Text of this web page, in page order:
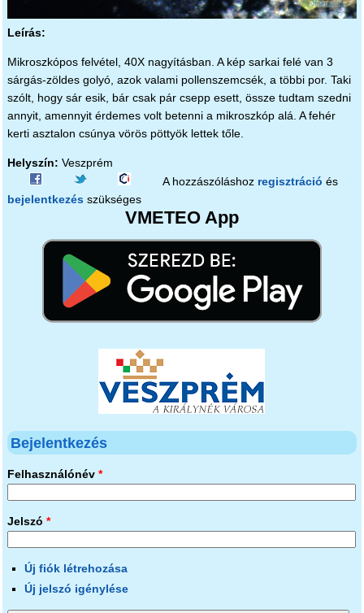
Leírás:
Mikroszkópos felvétel, 40X nagyításban. A kép sarkai felé van 3
sárgás-zöldes golyó, azok valami pollenszemcsék, a többi por. Taki
szólt, hogy sár esik, bár csak pár csepp esett, össze tudtam szedni
annyit, amennyit érdemes volt betenni a mikroszkóp alá. A fehér
kerti asztalon csúnya vörös pöttyök lettek tőle.
Helyszín: Veszprém
A hozzászóláshoz regisztráció és
bejelentkezés szükséges
VMETEO App
Bejelentkezés
Felhasználónév *
Jelszó *
Új fiók létrehozása
Új jelszó igénylése